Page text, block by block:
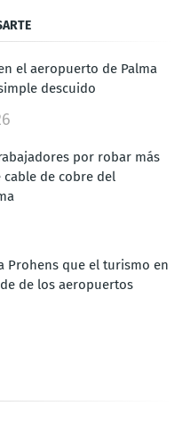
el aeropuerto de Palma
descuido
por robar más
cable de cobre del
Prohens que el turismo en
de los aeropuertos